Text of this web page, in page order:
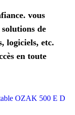
vous
de
logiciels, etc.
en toute